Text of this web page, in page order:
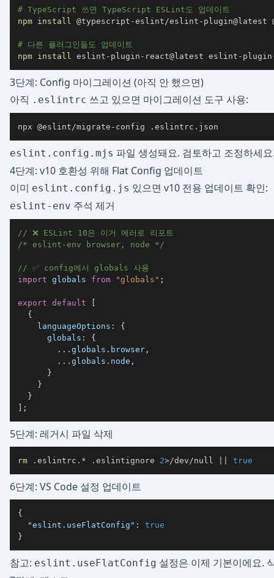
# TypeScript 쓰면 TypeScript ESLint도 업데이트
npm install
# 다른 플러그인들도 업데이트
npm install eslint-plugin-react@latest eslint-plugin-
3단계: Config 마이그레이션 (아직 안 했으면)
아직 .eslintrc 쓰고 있으면 마이그레이션 도구 사용:
npx @eslint/migrate-config .eslintrc.json
eslint.config.mjs 파일 생성돼요. 검토하고 조정하세
4단계: v10 호환성 위해 Flat Config 업데이트
이미 eslint.config.js 있으면 v10 전용 업데이트 확인:
eslint-env 주석 제거
// ❌ ESLint 10은 이거 에러로 리포트
/* eslint-env browser, node */
// ✅ config에서 globals 사용
import globals from "globals" ;
export default
[
{
languageOptions :
{
globals :
{
... globals . browser ,
... globals . node ,
}
}
}
] ;
5단계: 레거시 파일 삭제
rm .eslintrc.* .eslintignore 2>/dev/null true
6단계: VS Code 설정 업데이트
{
"eslint.useFlatConfig" :
true
}
참고: eslint.useFlatConfig 설정은 이제 기본이에요.